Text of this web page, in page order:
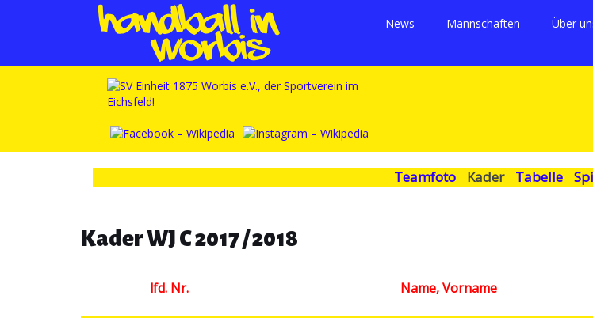
News Mannschaften Über
Teamfoto Kader Tabelle
Kader WJ C 2017 / 2018
lfd. Nr. Name, Vorname